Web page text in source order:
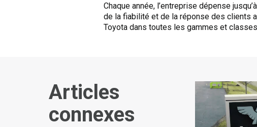
Chaque année, l’entreprise dépense
de la fiabilité et de la réponse des clients
Toyota dans toutes les gammes et
Articles
connexes